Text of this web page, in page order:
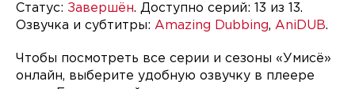
Статус: Завершён. Доступно серий: 13 из 13.
Озвучка и субтитры: Amazing Dubbing, AniDUB.
Чтобы посмотреть все серии и сезоны «Умисё»
онлайн, выберите удобную озвучку в плеере